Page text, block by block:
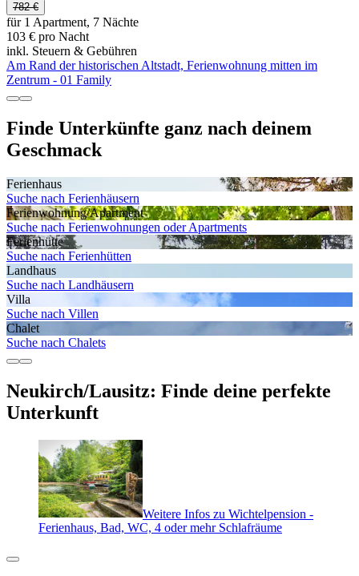
782 €
für 1 Apartment, 7 Nächte
103 € pro Nacht
inkl. Steuern & Gebühren
Am Rand der historischen Altstadt, Ferienwohnung mitten im
Zentrum - 01 Family
Finde Unterkünfte ganz nach deinem
Geschmack
Ferienhaus
Suche nach Ferienhäusern
Ferienwohnung/Apartment
Suche nach Ferienwohnungen oder Apartments
Ferienhütte
Suche nach Ferienhütten
Landhaus
Suche nach Landhäusern
Villa
Suche nach Villen
Chalet
Suche nach Chalets
Neukirch/Lausitz: Finde deine perfekte
Unterkunft
Weitere Infos zu Wichtelpension -
Ferienhaus, Bad, WC, 4 oder mehr Schlafräume